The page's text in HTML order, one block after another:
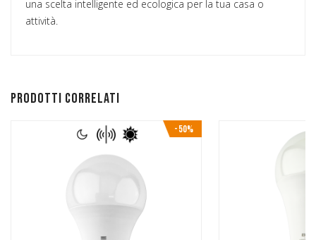
una scelta intelligente ed ecologica per la tua casa o
attività.
Prodotti correlati
-50%